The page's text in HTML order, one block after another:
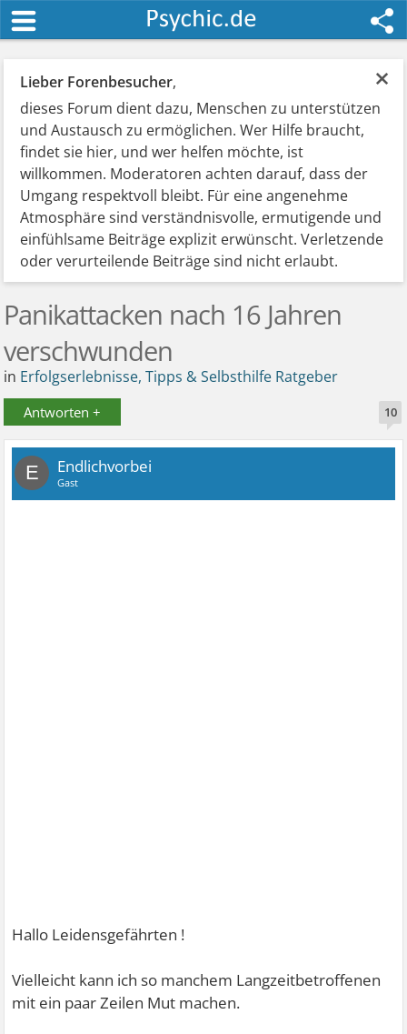
×
Lieber Forenbesucher,
dieses Forum dient dazu, Menschen zu unterstützen
und Austausch zu ermöglichen. Wer Hilfe braucht,
findet sie hier, und wer helfen möchte, ist
willkommen. Moderatoren achten darauf, dass der
Umgang respektvoll bleibt. Für eine angenehme
Atmosphäre sind verständnisvolle, ermutigende und
einfühlsame Beiträge explizit erwünscht. Verletzende
oder verurteilende Beiträge sind nicht erlaubt.
Panikattacken nach 16 Jahren
verschwunden
in Erfolgserlebnisse, Tipps & Selbsthilfe Ratgeber
Antworten + 10
E Endlichvorbei
Gast
Hallo Leidensgefährten !
Vielleicht kann ich so manchem Langzeitbetroffenen
mit ein paar Zeilen Mut machen.